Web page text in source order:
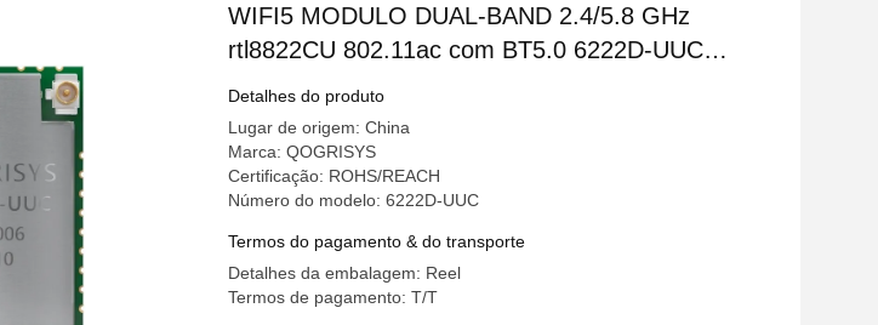
WIFI5 MODULO DUAL-BAND 2.4/5.8 GHz
rtl8822CU 802.11ac com BT5.0 6222D-UUC
módulo Wifi incorporado WPA2
Detalhes do produto
Lugar de origem: China
Marca: QOGRISYS
Certificação: ROHS/REACH
Número do modelo: 6222D-UUC
Termos do pagamento & do transporte
Detalhes da embalagem: Reel
Termos de pagamento: T/T